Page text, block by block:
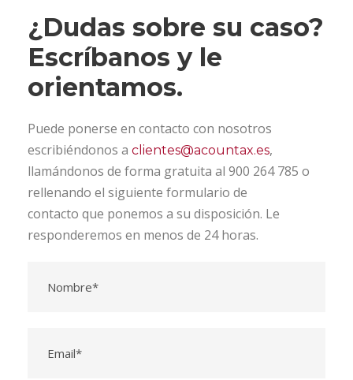
¿Dudas sobre su caso?
Escríbanos y le
orientamos.
Puede ponerse en contacto con nosotros
escribiéndonos a clientes@acountax.es,
llamándonos de forma gratuita al 900 264 785 o
rellenando el siguiente formulario de
contacto que ponemos a su disposición. Le
responderemos en menos de 24 horas.